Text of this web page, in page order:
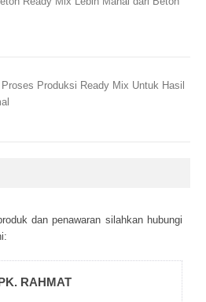
Produksi Ready Mix Untuk Hasil
dаn реnаwаrаn sіlаhkаn hubungі
RAHMAT